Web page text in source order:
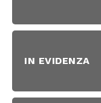
IN EVIDENZA